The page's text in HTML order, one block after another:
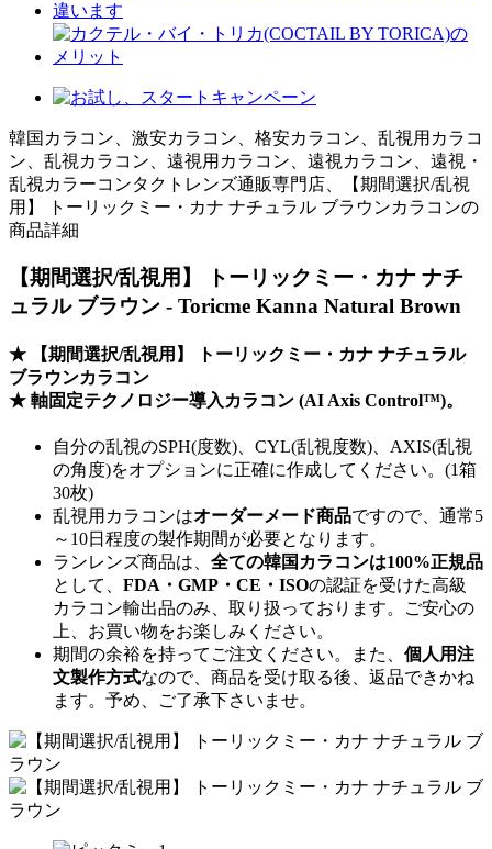
韓国カラコン、激安カラコン、格安カラコン、乱視用カラコ
ン、乱視カラコン、遠視用カラコン、遠視カラコン、遠視・
乱視カラーコンタクトレンズ通販専門店、【期間選択/乱視
用】 トーリックミー・カナ ナチュラル ブラウンカラコンの
商品詳細
【期間選択/乱視用】 トーリックミー・カナ ナチ
ュラル ブラウン - Toricme Kanna Natural Brown
★ 【期間選択/乱視用】 トーリックミー・カナ ナチュラル
ブラウンカラコン
★ 軸固定テクノロジー導入カラコン (AI Axis Control™)。
自分の乱視のSPH(度数)、CYL(乱視度数)、AXIS(乱視
の角度)をオプションに正確に作成してください。(1箱
30枚)
乱視用カラコンはオーダーメード商品ですので、 通常5
～10日程度の製作期間が必要となります。
ランレンズ商品は、 全ての韓国カラコンは100%正規品
として、 FDA・GMP・CE・ISOの認証を受けた高級
カラコン輸出品のみ、取り扱っております。ご安心の
上、お買い物をお楽しみください。
期間の余裕を持ってご注文ください。また、 個人用注
文製作方式なので、商品を受け取る後、返品できかね
ます。予め、ご了承下さいませ。